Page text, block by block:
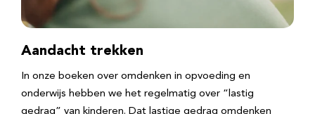
Aandacht trekken
In onze boeken over omdenken in opvoeding en
onderwijs hebben we het regelmatig over “lastig
gedrag” van kinderen. Dat lastige gedrag omdenken